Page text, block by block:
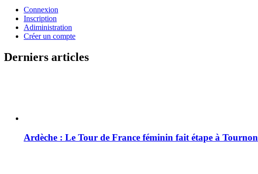
Connexion
Inscription
Adiministration
Créer un compte
Derniers articles
Ardèche : Le Tour de France féminin fait étape à Tournon